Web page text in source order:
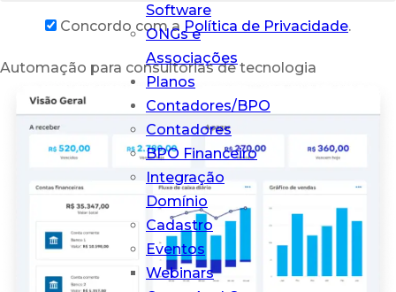
Software
ONGs e
Associações
Planos
Contadores/BPO
Contadores
BPO Financeiro
Integração
Domínio
Cadastro
Eventos
Webinars
Conta Azul Mais
contabilidade
só lugar
Concordo com a Política de Privacidade.
Automação para consultorias de tecnologia